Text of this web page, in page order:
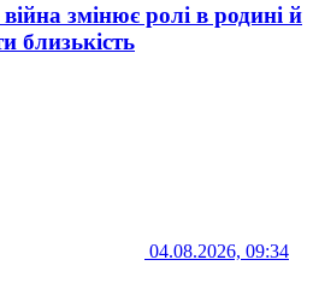
змінює ролі в родині й
близькість
04.08.2026, 09:34